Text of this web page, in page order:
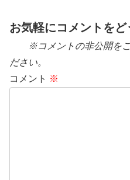
お気軽にコメントをど
※コメントの非公開をご
ださい。
コメント ※